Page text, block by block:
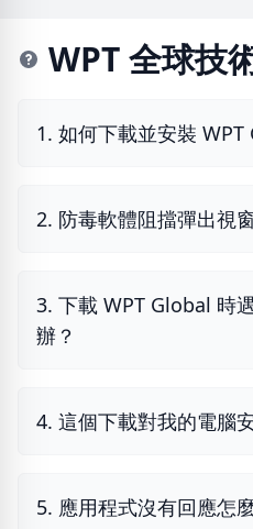
WPT 全球技
1. 如何下載並安裝 WPT
2. 防毒軟體阻擋彈出視
3. 下載 WPT Global 時
辦？
4. 這個下載對我的電腦
5. 應用程式沒有回應怎